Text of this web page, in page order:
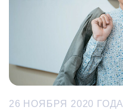
26 НОЯБРЯ 2020 ГОДА